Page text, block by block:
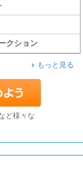
クション
もっと見る
ど様々な